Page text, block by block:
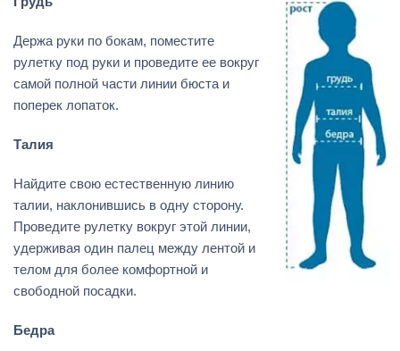
Держа руки по бокам, поместите
рулетку под руки и проведите ее вокруг
самой полной части линии бюста и
поперек лопаток.
Талия
Найдите свою естественную линию
талии, наклонившись в одну сторону.
Проведите рулетку вокруг этой линии,
удерживая один палец между лентой и
телом для более комфортной и
свободной посадки.
Бедра